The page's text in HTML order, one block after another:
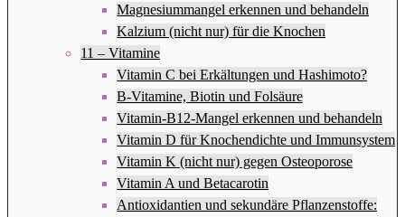
Magnesiummangel erkennen und behandeln
Kalzium (nicht nur) für die Knochen
11 – Vitamine
Vitamin C bei Erkältungen und Hashimoto?
B-Vitamine, Biotin und Folsäure
Vitamin-B12-Mangel erkennen und behandeln
Vitamin D für Knochendichte und Immunsystem
Vitamin K (nicht nur) gegen Osteoporose
Vitamin A und Betacarotin
Antioxidantien und sekundäre Pflanzenstoffe: